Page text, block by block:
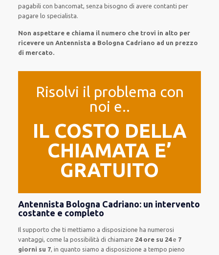
pagabili con bancomat, senza bisogno di avere contanti per
pagare lo specialista.
Non aspettare e chiama il numero che trovi in alto per
ricevere un Antennista a Bologna Cadriano ad un prezzo
di mercato.
Risolvi il problema con
noi e..
IL COSTO DELLA
CHIAMATA E’
GRATUITO
Antennista Bologna Cadriano: un intervento
costante e completo
Il supporto che timettiamo a disposizione ha numerosi
vantaggi, come la possibilità di chiamare 24 ore su 24e 7
giorni su 7, in quanto siamo a disposizione a tempo pieno